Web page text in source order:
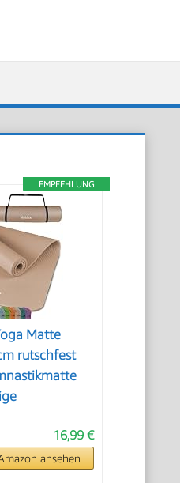
EMPFEHLUNG
Matte
rutschfest
16,99 €
ansehen